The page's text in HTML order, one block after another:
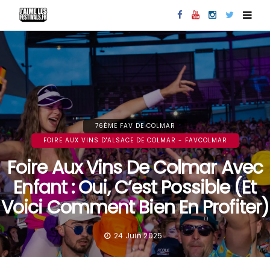
76ÈME FAV DE COLMAR
FOIRE AUX VINS D'ALSACE DE COLMAR - FAVCOLMAR
Foire Aux Vins De Colmar Avec
Enfant : Oui, C’est Possible (et
Voici Comment Bien En Profiter)
24 Juin 2025